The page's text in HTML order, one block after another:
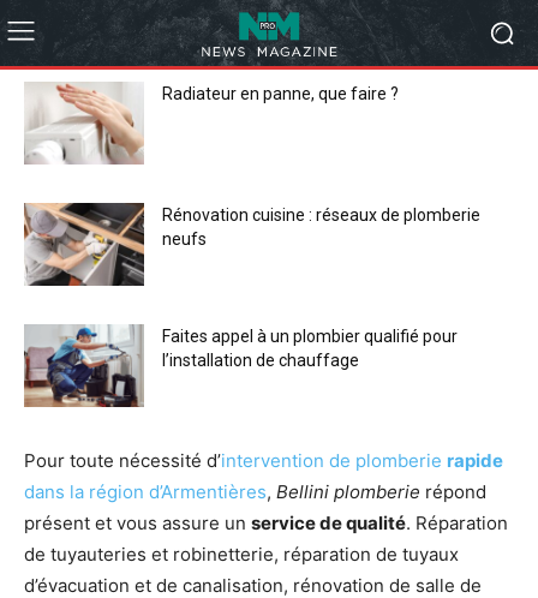
Radiateur en panne, que faire ?
Rénovation cuisine : réseaux de plomberie
neufs
Faites appel à un plombier qualifié pour
l’installation de chauffage
Pour toute nécessité d’intervention de plomberie rapide
dans la région d’Armentières, Bellini plomberie répond
présent et vous assure un service de qualité. Réparation
de tuyauteries et robinetterie, réparation de tuyaux
d’évacuation et de canalisation, rénovation de salle de